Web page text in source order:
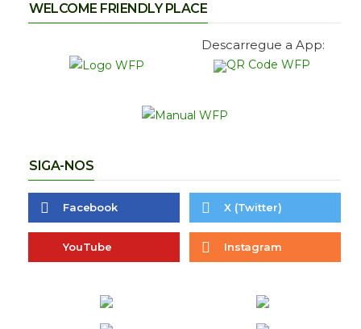
WELCOME FRIENDLY PLACE
Descarregue a App:
SIGA-NOS
Facebook X (Twitter)
YouTube Instagram